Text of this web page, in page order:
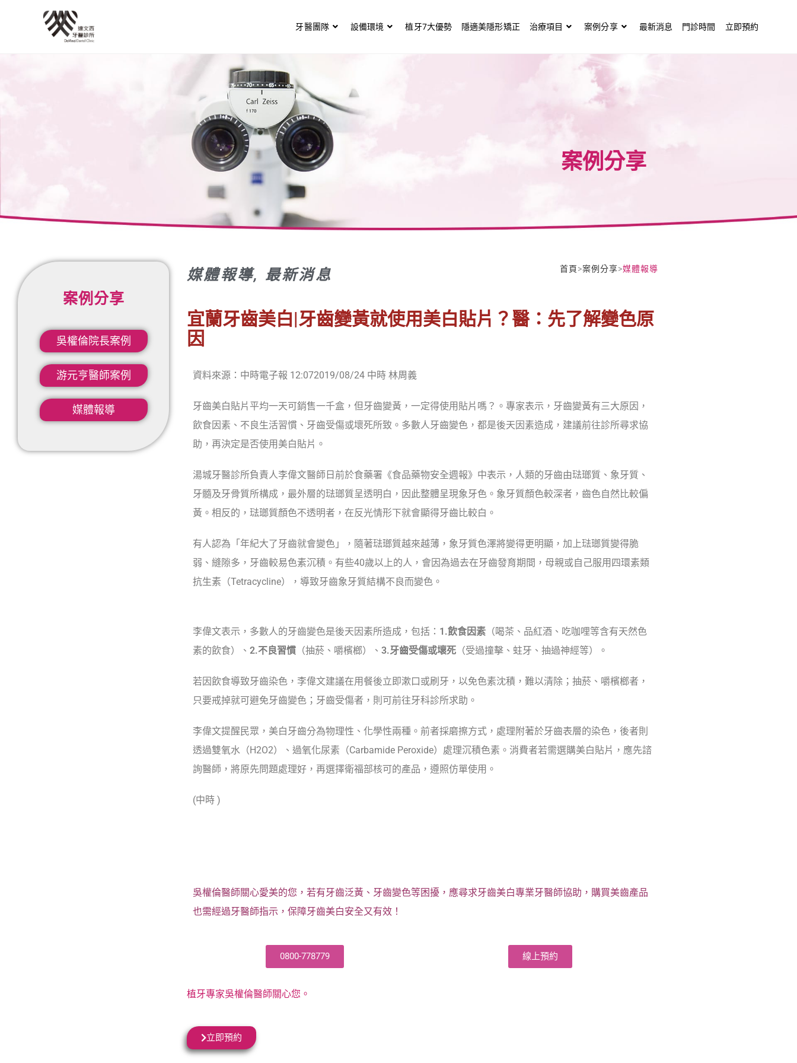
牙醫團隊 設備環境 植牙7大優勢 隱適美隱形矯正 治療項目 案例分享 最新消息 門診時間 立即預約
案例分享
案例分享
吳權倫院長案例​
游元亨醫師案例
媒體報導
媒體報導, 最新消息 首頁>案例分享>媒體報導
宜蘭牙齒美白|牙齒變黃就使用美白貼片？醫：先了解變色原
因
資料來源：中時電子報 12:072019/08/24 中時 林周義
牙齒美白貼片平均一天可銷售一千盒，但牙齒變黃，一定得使用貼片嗎？。專家表示，牙齒變黃有三大原因，
飲食因素、不良生活習慣、牙齒受傷或壞死所致。多數人牙齒變色，都是後天因素造成，建議前往診所尋求協
助，再決定是否使用美白貼片。
湯城牙醫診所負責人李偉文醫師日前於食藥署《食品藥物安全週報》中表示，人類的牙齒由琺瑯質、象牙質、
牙髓及牙骨質所構成，最外層的琺瑯質呈透明白，因此整體呈現象牙色。象牙質顏色較深者，齒色自然比較偏
黃。相反的，琺瑯質顏色不透明者，在反光情形下就會顯得牙齒比較白。
有人認為「年紀大了牙齒就會變色」，隨著琺瑯質越來越薄，象牙質色澤將變得更明顯，加上琺瑯質變得脆
弱、縫隙多，牙齒較易色素沉積。有些40歲以上的人，會因為過去在牙齒發育期間，母親或自己服用四環素類
抗生素（Tetracycline），導致牙齒象牙質結構不良而變色。
李偉文表示，多數人的牙齒變色是後天因素所造成，包括： 1.飲食因素 （喝茶、品紅酒、吃咖哩等含有天然色
素的飲食）、 2.不良習慣 （抽菸、嚼檳榔）、 3.牙齒受傷或壞死 （受過撞擊、蛀牙、抽過神經等）。
若因飲食導致牙齒染色，李偉文建議在用餐後立即漱口或刷牙，以免色素沈積，難以清除；抽菸、嚼檳榔者，
只要戒掉就可避免牙齒變色；牙齒受傷者，則可前往牙科診所求助。
李偉文提醒民眾，美白牙齒分為物理性、化學性兩種。前者採磨擦方式，處理附著於牙齒表層的染色，後者則
透過雙氧水（H2O2）、過氧化尿素（Carbamide Peroxide）處理沉積色素。消費者若需選購美白貼片，應先諮
詢醫師，將原先問題處理好，再選擇衛福部核可的產品，遵照仿單使用。
(中時 )
吳權倫醫師關心愛美的您，若有牙齒泛黃、牙齒變色等困擾，應尋求牙齒美白專業牙醫師協助，購買美齒產品
也需經過牙醫師指示，保障牙齒美白安全又有效！
0800-778779 線上預約
植牙專家吳權倫醫師關心您。
立即預約